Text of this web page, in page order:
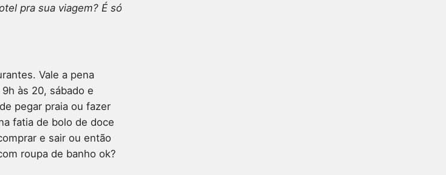
pra sua viagem? É só
Vale a pena
às 20, sábado e
pegar praia ou fazer
fatia de bolo de doce
e sair ou então
roupa de banho ok?